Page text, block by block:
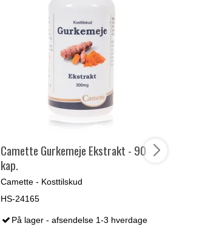
Camette Gurkemeje Ekstrakt - 90
kap.
Camette - Kosttilskud
HS-24165
På lager - afsendelse 1-3 hverdage